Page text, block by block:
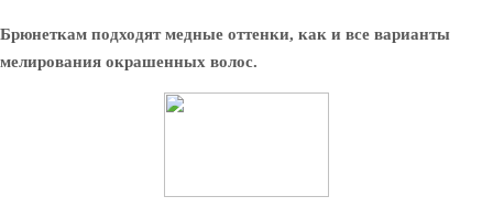
Брюнеткам подходят медные оттенки, как и все варианты
мелирования окрашенных волос.